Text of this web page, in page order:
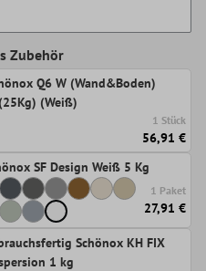
Zubehör
Q6 W (Wand&Boden)
(Weiß)
1 Stück
56,91 €
SF Design Weiß 5 Kg
1 Paket
27,91 €
Schönox KH FIX
1 kg